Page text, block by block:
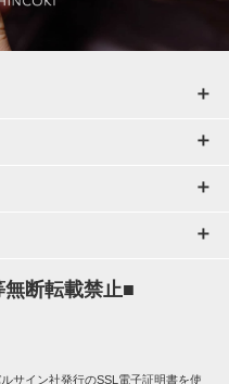
断転載禁止■
サイン社発行のSSL電子証明書を使